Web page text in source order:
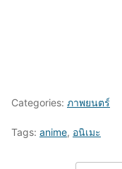
Categories: ภาพยนตร์
Tags: anime, อนิเมะ